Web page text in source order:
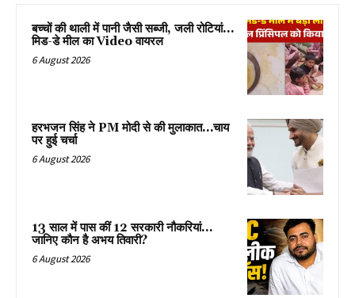
बच्चों की थाली में पानी जैसी सब्जी, जली रोटियां…
मिड-डे मील का Video वायरल
6 August 2026
हरभजन सिंह ने PM मोदी से की मुलाकात…चाय
पर हुई चर्चा
6 August 2026
13 साल में पास कीं 12 सरकारी नौकरियां…
जान‍िए कौन है अभय तिवारी?
6 August 2026